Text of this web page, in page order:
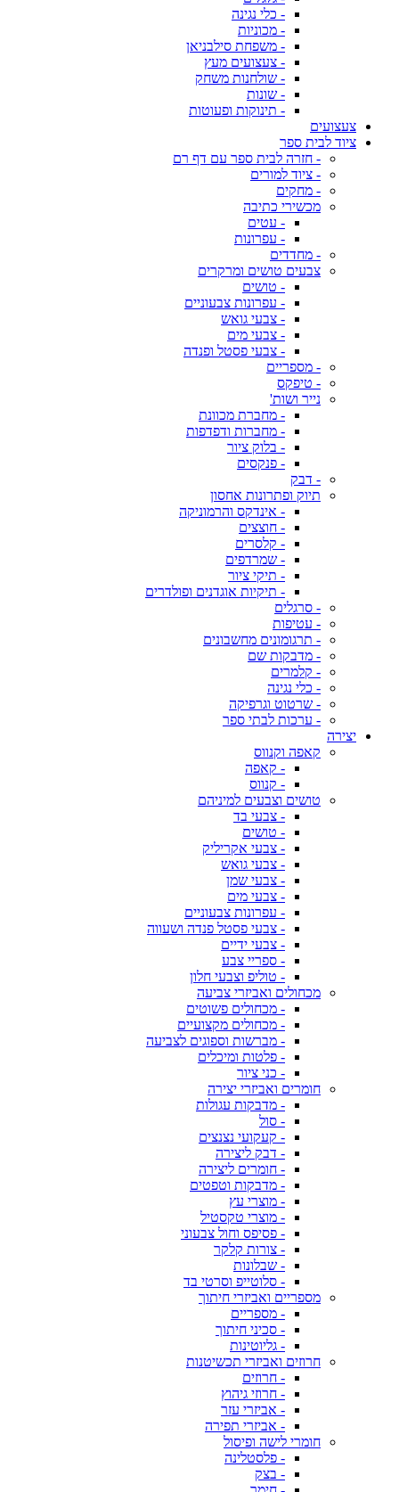
- כלי נגינה
- מכוניות
- משפחת סילבניאן
- צעצועים מעץ
- שולחנות משחק
- שונות
- תינוקות ופעוטות
צעצועים
ציוד לבית ספר
- חזרה לבית ספר עם דף רם
- ציוד למורים
- מחקים
מכשירי כתיבה
- עטים
- עפרונות
- מחדדים
צבעים טושים ומרקרים
- טושים
- עפרונות צבעוניים
- צבעי גואש
- צבעי מים
- צבעי פסטל ופנדה
- מספריים
- טיפקס
נייר ושות'
- מחברת מכוונת
- מחברות ודפדפות
- בלוק ציור
- פנקסים
- דבק
תיוק ופתרונות אחסון
- אינדקס והרמוניקה
- חוצצים
- קלסרים
- שמרדפים
- תיקי ציור
- תיקיות אוגדנים ופולדרים
- סרגלים
- עטיפות
- תרגומונים מחשבונים
- מדבקות שם
- קלמרים
- כלי נגינה
- שרטוט וגרפיקה
- ערכות לבתי ספר
יצירה
קאפה וקנווס
- קאפה
- קנווס
טושים וצבעים למיניהם
- צבעי בד
- טושים
- צבעי אקריליק
- צבעי גואש
- צבעי שמן
- צבעי מים
- עפרונות צבעוניים
- צבעי פסטל פנדה ושעווה
- צבעי ידיים
- ספריי צבע
- טוליפ וצבעי חלון
מכחולים ואביזרי צביעה
- מכחולים פשוטים
- מכחולים מקצועיים
- מברשות וספוגים לצביעה
- פלטות ומיכלים
- כני ציור
חומרים ואביזרי יצירה
- מדבקות עגולות
- סול
- קעקועי נצנצים
- דבק ליצירה
- חומרים ליצירה
- מדבקות וטפטים
- מוצרי עץ
- מוצרי טקסטיל
- פסיפס וחול צבעוני
- צורות קלקר
- שבלונות
- סלוטייפ וסרטי בד
מספריים ואביזרי חיתוך
- מספריים
- סכיני חיתוך
- גליוטינות
חרוזים ואביזרי תכשיטנות
- חרוזים
- חרוזי גיהוץ
- אביזרי עזר
- אביזרי תפירה
חומרי לישה ופיסול
- פלסטלינה
- בצק